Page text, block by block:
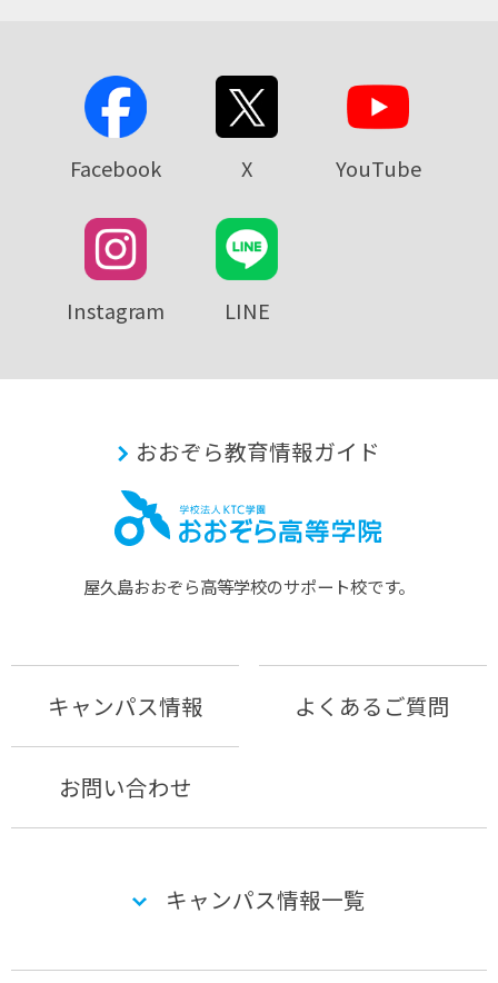
Facebook X YouTube
Instagram LINE
おおぞら教育情報ガイド
屋久島おおぞら⾼等学校のサポート校です。
キャンパス情報 よくあるご質問
お問い合わせ
キャンパス情報一覧